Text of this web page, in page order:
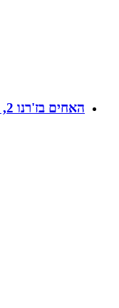
האחים בז'רנו 2, רמת גן